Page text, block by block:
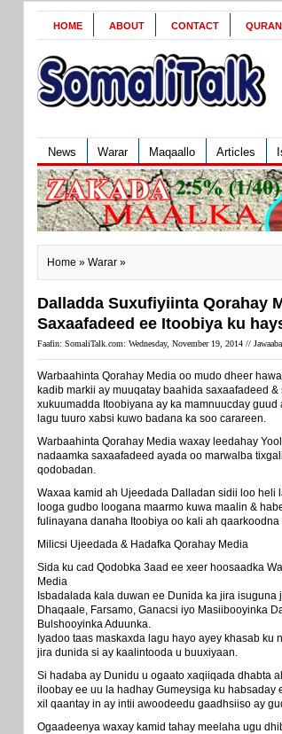
HOME ABOUT CONTACT QURAN
News Warar Maqaallo Articles
Home » Warar »
Dalladda Suxufiyiinta Qorahay
Saxaafadeed ee Itoobiya ku
Faafin: SomaliTalk.com: Wednesday, November 19, 2014 //
Warbaahinta Qorahay Media oo mudo dheer
kadib markii ay muuqatay baahida saxaafadeed
xukuumadda Itoobiyana ay ka mamnuucday
lagu tuuro xabsi kuwo badana ka soo carareen.
Warbaahinta Qorahay Media waxay leedahay
nadaamka saxaafadeed ayada oo marwalba
qodobadan.
Waxaa kamid ah Ujeedada Dalladan sidii loo
looga gudbo loogana maarmo kuwa maalin &
fulinayana danaha Itoobiya oo kali ah
Milicsi Ujeedada & Hadafka Qorahay Media
Sida ku cad Qodobka 3aad ee xeer hoosaadka
Media
Isbadalada kala duwan ee Dunida ka jira
Dhaqaale, Farsamo, Ganacsi iyo Masiibooyinka
Bulshooyinka Aduunka.
Iyadoo taas maskaxda lagu hayo ayey khasab
jira dunida si ay kaalintooda u buuxiyaan.
Si hadaba ay Dunidu u ogaato xaqiiqada dhabta
iloobay ee uu la hadhay Gumeysiga ku habsaday
xil qaantay in ay intii awoodeedu gaadhsiiso ay
Ogaadeenya waxay kamid tahay meelaha ugu